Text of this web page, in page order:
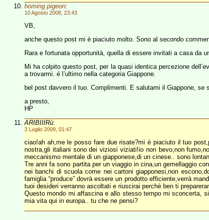
homing pigeon:
10 Agosto 2008, 23:43
VB,
anche questo post mi è piaciuto molto. Sono al secondo
Rara e fortunata opportunità, quella di essere invitati a casa da
Mi ha colpito questo post, per la quasi identica percezione
a trovarmi. é l’ultimo nella categoria Giappone.
bel post davvero il tuo. Complimenti. E salutami il Giappone, se
a presto,
HP
ARIBIIIRù:
3 Luglio 2009, 01:47
ciao!ah ah,me le posso fare due risate?mi è piaciuto il tuo
nostra,gli italiani sono dei viziosi viziati!io non bevo,non
meccanismo mentale di un giapponese,di un cinese.. sono
Tre anni fa sono partita per un viaggio in cina,un gemellaggio
nei banchi di scuola come nei cartoni giapponesi,non
famiglia “produce” dovrà essere un prodotto efficiente,verrà
tuoi desideri verranno ascoltati e riuscirai perchè ben ti
Questo mondo mi affascina e allo stesso tempo mi sconcerta,
mia vita qui in europa.. tu che ne pensi?